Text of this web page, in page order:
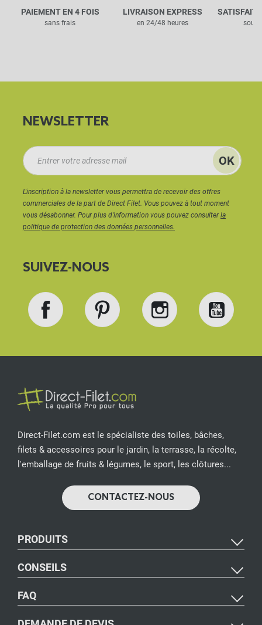
PAIEMENT EN 4 FOIS
sans frais
LIVRAISON EXPRESS
en 24/48 heures
SATISFAIT
sous
NEWSLETTER
L'inscription à la newsletter vous permettra de recevoir des offres
commerciales de la part de Direct Filet. Vous pouvez à tout moment
vous désabonner. Pour plus d'information vous pouvez consulterla
politique de protection des données personnelles.
SUIVEZ-NOUS
Direct-Filet.com est le spécialiste des toiles, bâches,
filets & accessoires pour le jardin, la terrasse, la récolte,
l'emballage de fruits & légumes, le sport, les clôtures...
CONTACTEZ-NOUS
PRODUITS
CONSEILS
FAQ